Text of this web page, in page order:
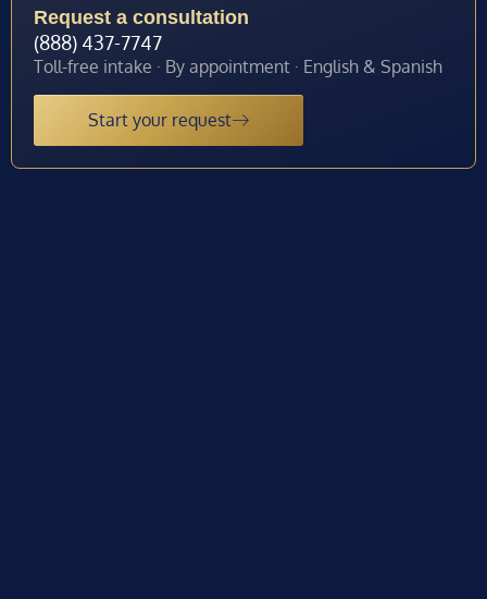
Request a consultation
(888) 437-7747
Toll-free intake · By appointment · English & Spanish
Start your request